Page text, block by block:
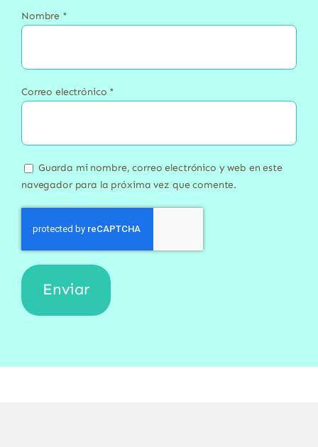
Nombre *
Correo electrónico *
Guarda mi nombre, correo electrónico y web en este
navegador para la próxima vez que comente.